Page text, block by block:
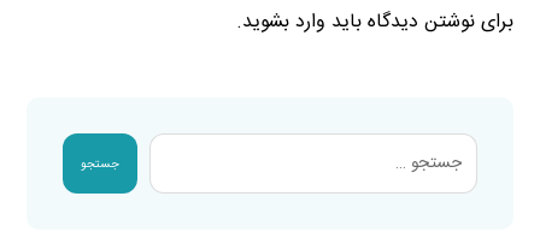
برای نوشتن دیدگاه باید وارد بشوید.
جستجو